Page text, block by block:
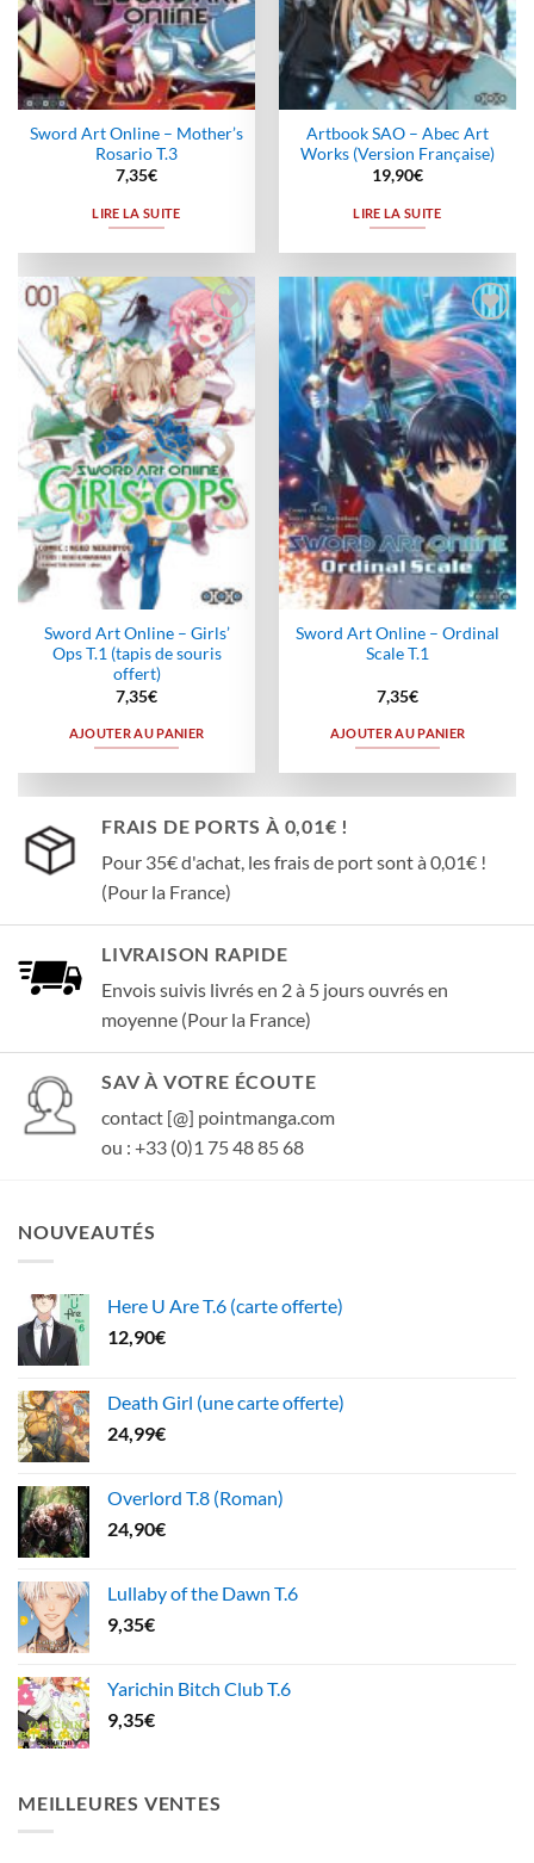
Sword Art Online – Mother’s
Rosario T.3
7,35€
LIRE LA SUITE
Artbook SAO – Abec Art
Works (Version Française)
19,90€
LIRE LA SUITE
Ajouter
à la
wishlist
Sword Art Online – Girls’
Ops T.1 (tapis de souris
offert)
7,35€
AJOUTER AU PANIER
Ajouter
à la
wishlist
Sword Art Online – Ordinal
Scale T.1
7,35€
AJOUTER AU PANIER
FRAIS DE PORTS À 0,01€ !
Pour 35€ d'achat, les frais de port sont à 0,01€ !
(Pour la France)
LIVRAISON RAPIDE
Envois suivis livrés en 2 à 5 jours ouvrés en
moyenne (Pour la France)
SAV À VOTRE ÉCOUTE
contact [@] pointmanga.com
ou : +33 (0)1 75 48 85 68
NOUVEAUTÉS
Here U Are T.6 (carte offerte)
12,90€
Death Girl (une carte offerte)
24,99€
Overlord T.8 (Roman)
24,90€
Lullaby of the Dawn T.6
9,35€
Yarichin Bitch Club T.6
9,35€
MEILLEURES VENTES